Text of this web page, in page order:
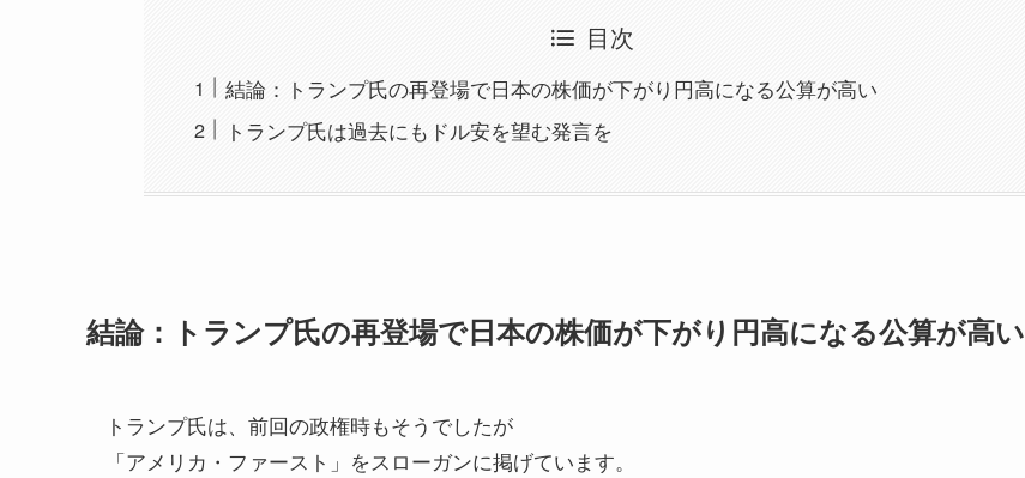
目次
結論：トランプ氏の再登場で日本の株価が下がり円高になる公算が高い
トランプ氏は過去にもドル安を望む発言を
結論：トランプ氏の再登場で日本の株価が下がり円高になる公算が高い
トランプ氏は、前回の政権時もそうでしたが
「アメリカ・ファースト」をスローガンに掲げています。